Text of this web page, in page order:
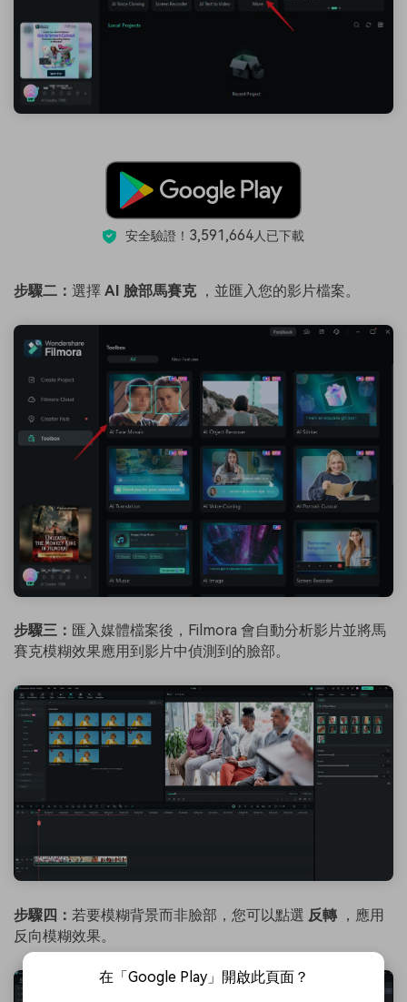
安全驗證！ 3,591,664人已下載
步驟二： 選擇 AI 臉部馬賽克，並匯入您的影片檔案。
步驟三： 匯入媒體檔案後，Filmora 會自動分析影片並將馬
賽克模糊效果應用到影片中偵測到的臉部。
步驟四： 若要模糊背景而非臉部，您可以點選 反轉 ，應用
反向模糊效果。
在「Google Play」開啟此頁面？